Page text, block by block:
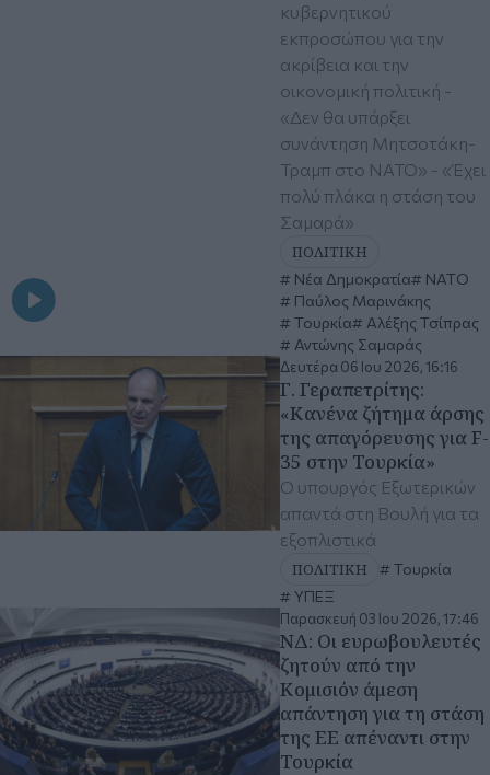
κυβερνητικού
εκπροσώπου για την
ακρίβεια και την
οικονομική πολιτική -
«Δεν θα υπάρξει
συνάντηση Μητσοτάκη-
Τραμπ στο ΝΑΤΟ» - «Έχει
πολύ πλάκα η στάση του
Σαμαρά»
ΠΟΛΙΤΙΚΗ
Νέα Δημοκρατία
ΝΑΤΟ
Παύλος Μαρινάκης
Τουρκία
Αλέξης Τσίπρας
Αντώνης Σαμαράς
Δευτέρα 06 Ιου 2026, 16:16
Γ. Γεραπετρίτης:
«Κανένα ζήτημα άρσης
της απαγόρευσης για F-
35 στην Τουρκία»
Ο υπουργός Εξωτερικών
απαντά στη Βουλή για τα
εξοπλιστικά
ΠΟΛΙΤΙΚΗ
Τουρκία
ΥΠΕΞ
Παρασκευή 03 Ιου 2026, 17:46
ΝΔ: Οι ευρωβουλευτές
ζητούν από την
Κομισιόν άμεση
απάντηση για τη στάση
της ΕΕ απέναντι στην
Τουρκία